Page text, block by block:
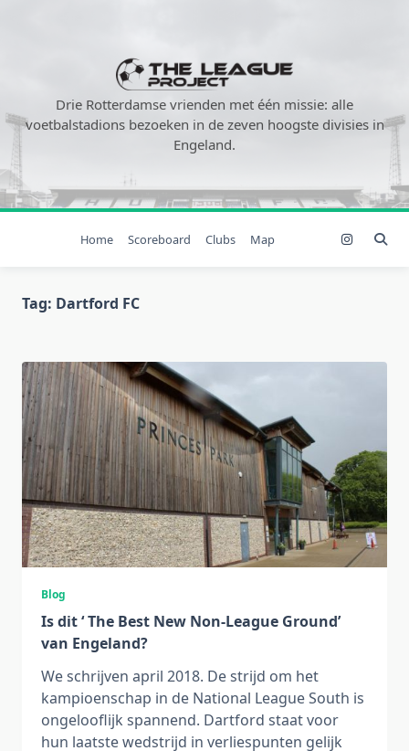
Drie Rotterdamse vrienden met één missie: alle
voetbalstadions bezoeken in de zeven hoogste divisies in
Engeland.
Home Scoreboard Clubs Map
Tag: Dartford FC
Blog
Is dit ‘ The Best New Non-League Ground’
van Engeland?
We schrijven april 2018. De strijd om het
kampioenschap in de National League South is
ongelooflijk spannend. Dartford staat voor
hun laatste wedstrijd in verliespunten gelijk